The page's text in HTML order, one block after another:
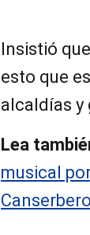
Insistió
esto que
alcaldías y
Lea
musical
Canserbero